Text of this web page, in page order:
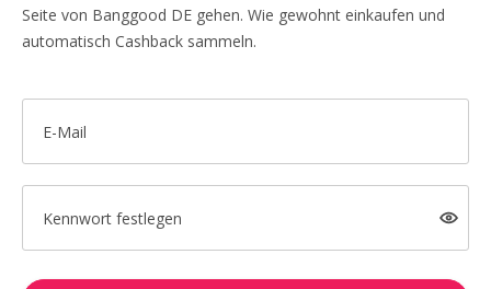
Seite von Banggood DE gehen. Wie gewohnt einkaufen und
automatisch Cashback sammeln.
E-Mail
Kennwort festlegen